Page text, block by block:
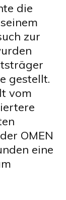
die
zur
gestellt.
vom
OMEN
eine